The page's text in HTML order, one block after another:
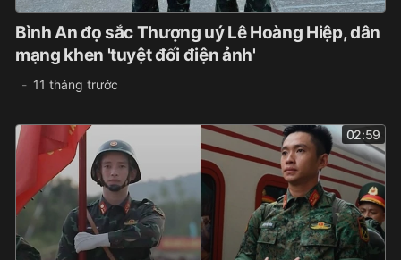
Bình An đọ sắc Thượng uý Lê Hoàng Hiệp, dân
mạng khen 'tuyệt đối điện ảnh'
11 tháng trước
02:59